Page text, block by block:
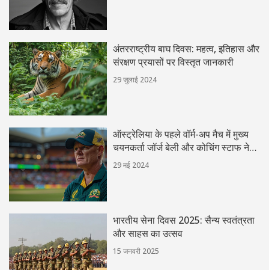
अंतरराष्ट्रीय बाघ दिवस: महत्व, इतिहास और
संरक्षण प्रयासों पर विस्तृत जानकारी
29 जुलाई 2024
ऑस्ट्रेलिया के पहले वॉर्म-अप मैच में मुख्य
चयनकर्ता जॉर्ज बेली और कोचिंग स्टाफ ने
टीम को दिलाई शानदार जीत
29 मई 2024
भारतीय सेना दिवस 2025: सैन्य स्वतंत्रता
और साहस का उत्सव
15 जनवरी 2025